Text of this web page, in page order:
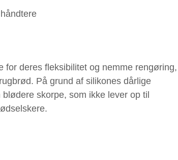
deres fleksibilitet og nemme rengøring,
På grund af silikones dårlige
skorpe, som ikke lever op til